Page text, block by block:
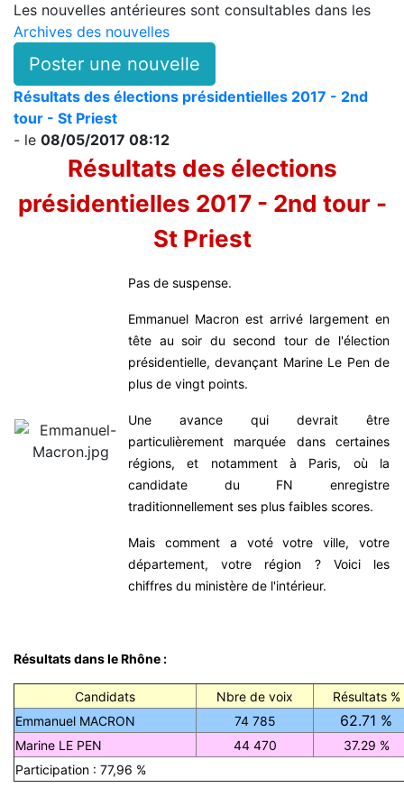
Les nouvelles antérieures sont consultables dans les
Archives des nouvelles
Poster une nouvelle
Résultats des élections présidentielles 2017 - 2nd
tour - St Priest
- le 08/05/2017 08:12
Résultats des élections
présidentielles 2017 - 2nd tour -
St Priest
Pas de suspense.
Emmanuel Macron est arrivé largement en
tête au soir du second tour de l'élection
présidentielle, devançant Marine Le Pen de
plus de vingt points.
Une avance qui devrait être
particulièrement marquée dans certaines
régions, et notamment à Paris, où la
candidate du FN enregistre
traditionnellement ses plus faibles scores.
Mais comment a voté votre ville, votre
département, votre région ? Voici les
chiffres du ministère de l'intérieur.
Résultats dans le Rhône :
Candidats Nbre de voix
Résultats %
Emmanuel MACRON
74 785 62.71 %
Marine LE PEN 44 470
37.29 %
Participation : 77,96 %